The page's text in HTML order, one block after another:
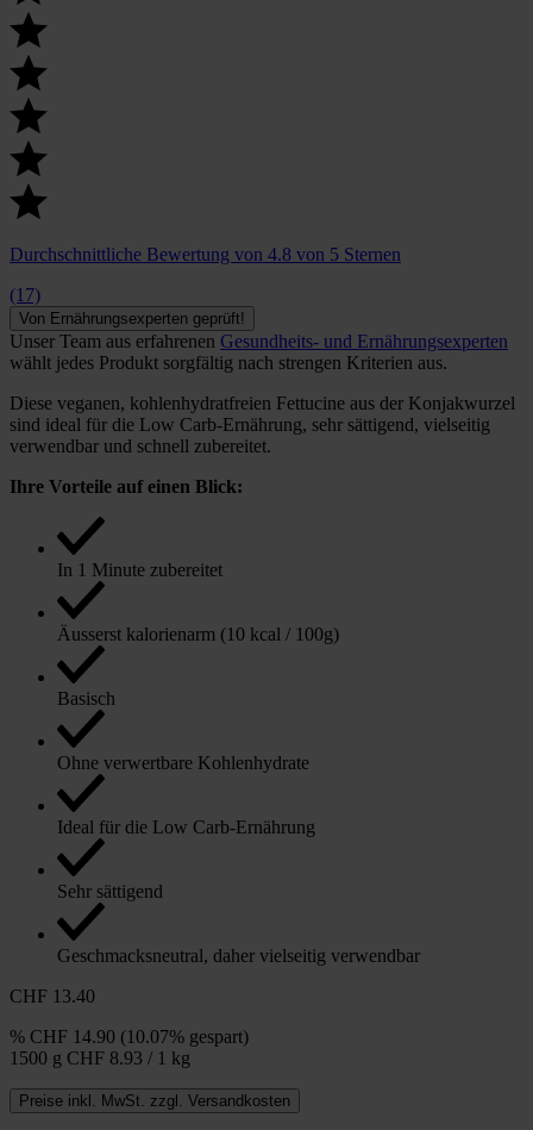
Durchschnittliche Bewertung von 4.8 von 5 Sternen
(17)
Von Ernährungsexperten geprüft!
Unser Team aus erfahrenen Gesundheits- und Ernährungsexperten
wählt jedes Produkt sorgfältig nach strengen Kriterien aus.
Diese veganen, kohlenhydratfreien Fettucine aus der Konjakwurzel
sind ideal für die Low Carb-Ernährung, sehr sättigend, vielseitig
verwendbar und schnell zubereitet.
Ihre Vorteile auf einen Blick:
In 1 Minute zubereitet
Äusserst kalorienarm (10 kcal / 100g)
Basisch
Ohne verwertbare Kohlenhydrate
Ideal für die Low Carb-Ernährung
Sehr sättigend
Geschmacksneutral, daher vielseitig verwendbar
CHF 13.40
% CHF 14.90 (10.07% gespart)
1500 g CHF 8.93 / 1 kg
Preise inkl. MwSt. zzgl. Versandkosten